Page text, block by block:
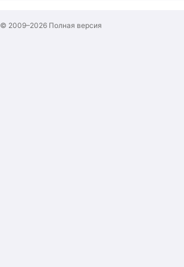
© 2009–2026 Полная версия